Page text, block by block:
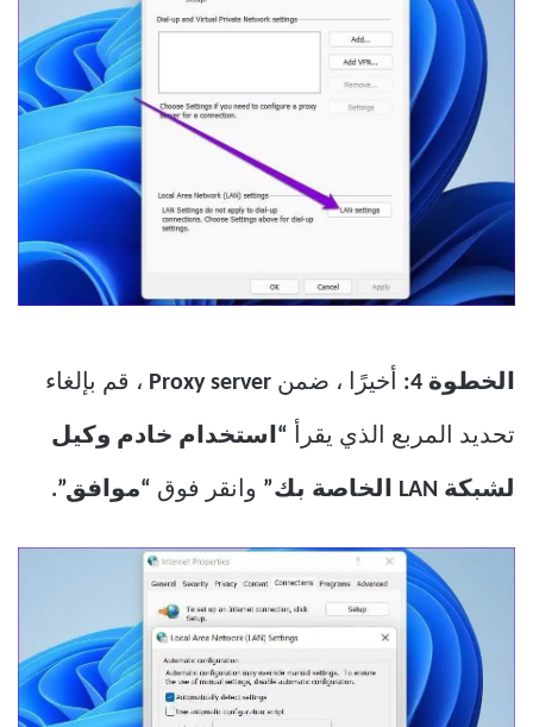
الخطوة 4: أخيرًا ، ضمن Proxy server ، قم بإلغاء
تحديد المربع الذي يقرأ “استخدام خادم وكيل
لشبكة LAN الخاصة بك” وانقر فوق “موافق”.